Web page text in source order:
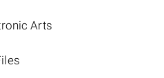
Arts